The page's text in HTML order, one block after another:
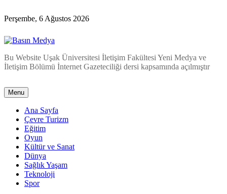
to
Perşembe, 6 Ağustos 2026
Basın Medya
Bu Website Uşak Üniversitesi İletişim Fakültesi Yeni Medya ve
İletişim Bölümü İnternet Gazeteciliği dersi kapsamında açılmıştır
Menu
Ana Sayfa
Çevre Turizm
Eğitim
Oyun
Kültür ve Sanat
Dünya
Sağlık Yaşam
Teknoloji
Spor